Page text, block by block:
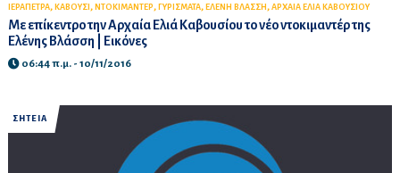
ΙΕΡΑΠΕΤΡΑ, ΚΑΒΟΥΣΙ , ΝΤΟΚΙΜΑΝΤΕΡ, ΓΥΡΙΣΜΑΤΑ, ΕΛΕΝΗ ΒΛΑΣΣΗ , ΑΡΧΑΙΑ ΕΛΙΑ ΚΑΒΟΥΣΙΟΥ
Με επίκεντρο την Αρχαία Ελιά Καβουσίου το νέο ντοκιμαντέρ της
Ελένης Βλάσση | Εικόνες
06:44 π.μ. - 10/11/2016
ΣΗΤΕΙΑ